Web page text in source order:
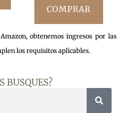
COMPRAR
obtenemos ingresos por las
los requisitos aplicables.
BUSQUES?